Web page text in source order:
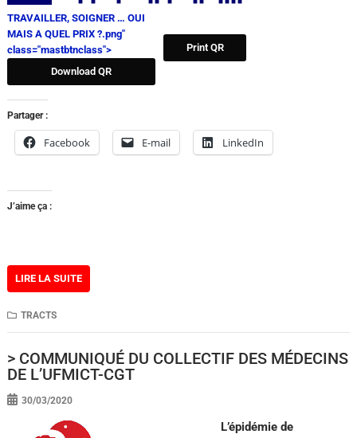
TRAVAILLER, SOIGNER … OUI
MAIS A QUEL PRIX ?.png"
class="mastbtnclass">
Download QR
Print QR
Partager :
Facebook E-mail LinkedIn
J’aime ça :
LIRE LA SUITE
TRACTS
> COMMUNIQUÉ DU COLLECTIF DES MÉDECINS
DE L’UFMICT-CGT
30/03/2020
L’épidémie de